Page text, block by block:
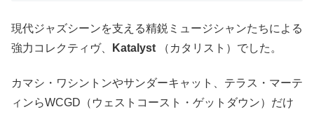
現代ジャズシーンを支える精鋭ミュージシャンたちによる
強力コレクティヴ、
Katalyst （カタリスト）でした。
カマシ・ワシントンやサンダーキャット、テラス・マーテ
ィンらWCGD（ウェストコースト・ゲットダウン）だけ